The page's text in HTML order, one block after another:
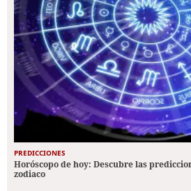
PREDICCIONES
Horóscopo de hoy: Descubre las
zodiaco